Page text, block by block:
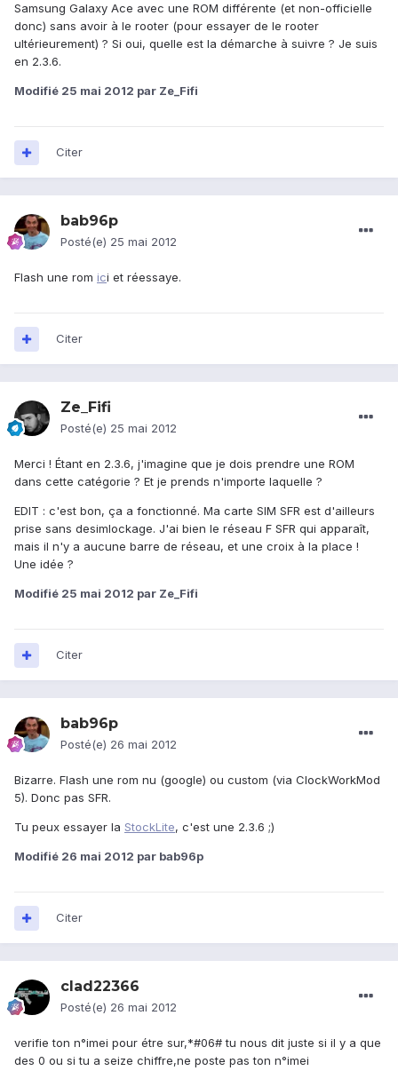
Samsung Galaxy Ace avec une ROM différente (et non-officielle
donc) sans avoir à le rooter (pour essayer de le rooter
ultérieurement) ? Si oui, quelle est la démarche à suivre ? Je suis
en 2.3.6.
Modifié 25 mai 2012 par Ze_Fifi
Citer
bab96p
Posté(e) 25 mai 2012
Flash une rom ici et réessaye.
Citer
Ze_Fifi
Posté(e) 25 mai 2012
Merci ! Étant en 2.3.6, j'imagine que je dois prendre une ROM
dans cette catégorie ? Et je prends n'importe laquelle ?
EDIT : c'est bon, ça a fonctionné. Ma carte SIM SFR est d'ailleurs
prise sans desimlockage. J'ai bien le réseau F SFR qui apparaît,
mais il n'y a aucune barre de réseau, et une croix à la place !
Une idée ?
Modifié 25 mai 2012 par Ze_Fifi
Citer
bab96p
Posté(e) 26 mai 2012
Bizarre. Flash une rom nu (google) ou custom (via ClockWorkMod
5). Donc pas SFR.
Tu peux essayer la StockLite, c'est une 2.3.6 ;)
Modifié 26 mai 2012 par bab96p
Citer
clad22366
Posté(e) 26 mai 2012
verifie ton n°imei pour étre sur,*#06# tu nous dit juste si il y a que
des 0 ou si tu a seize chiffre,ne poste pas ton n°imei